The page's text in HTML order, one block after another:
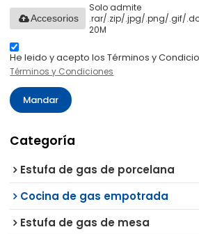
Solo admite
.rar/.zip/.jpg/.png/.gif/
20M
Accesorios
He leido y acepto los Términos y
Términos y Condiciones
Mandar
Categoría
Estufa de gas de porcelana
Cocina de gas empotrada
Estufa de gas de mesa